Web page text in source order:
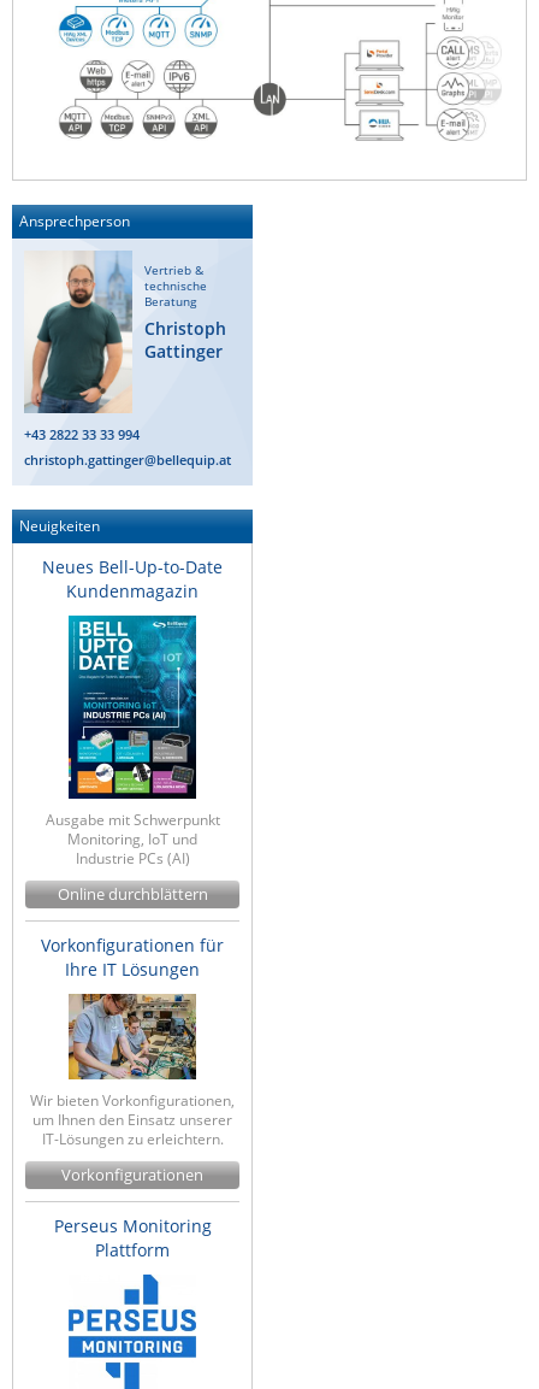
Ansprechperson
Vertrieb &
technische
Beratung
Christoph
Gattinger
+43 2822 33 33 994
christoph.gattinger@bellequip.at
Neuigkeiten
Neues Bell-Up-to-Date
Kundenmagazin
Ausgabe mit Schwerpunkt
Monitoring, IoT und
Industrie PCs (AI)
Online durchblättern
Vorkonfigurationen für
Ihre IT Lösungen
Wir bieten Vorkonfigurationen,
um Ihnen den Einsatz unserer
IT-Lösungen zu erleichtern.
Vorkonfigurationen
Perseus Monitoring
Plattform